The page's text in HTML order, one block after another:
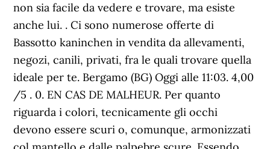
non sia facile da vedere e trovare, ma esiste
anche lui. . Ci sono numerose offerte di
Bassotto kaninchen in vendita da allevamenti,
negozi, canili, privati, fra le quali trovare quella
ideale per te. Bergamo (BG) Oggi alle 11:03. 4,00
/5 . 0. EN CAS DE MALHEUR. Per quanto
riguarda i colori, tecnicamente gli occhi
devono essere scuri o, comunque, armonizzati